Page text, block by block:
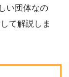
い団体なの
て解説しま